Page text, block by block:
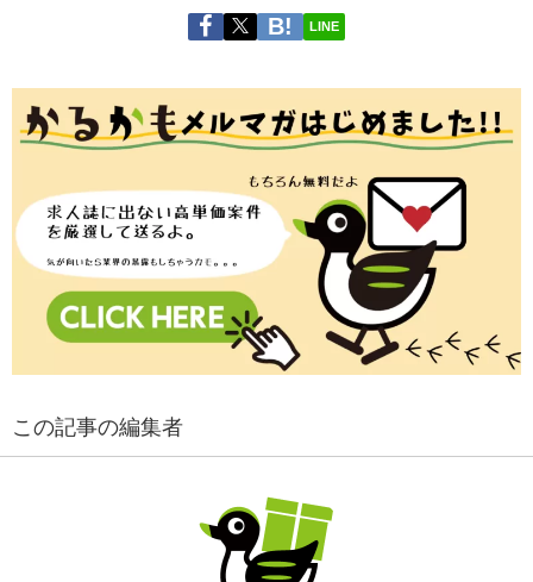
LINE
この記事の編集者